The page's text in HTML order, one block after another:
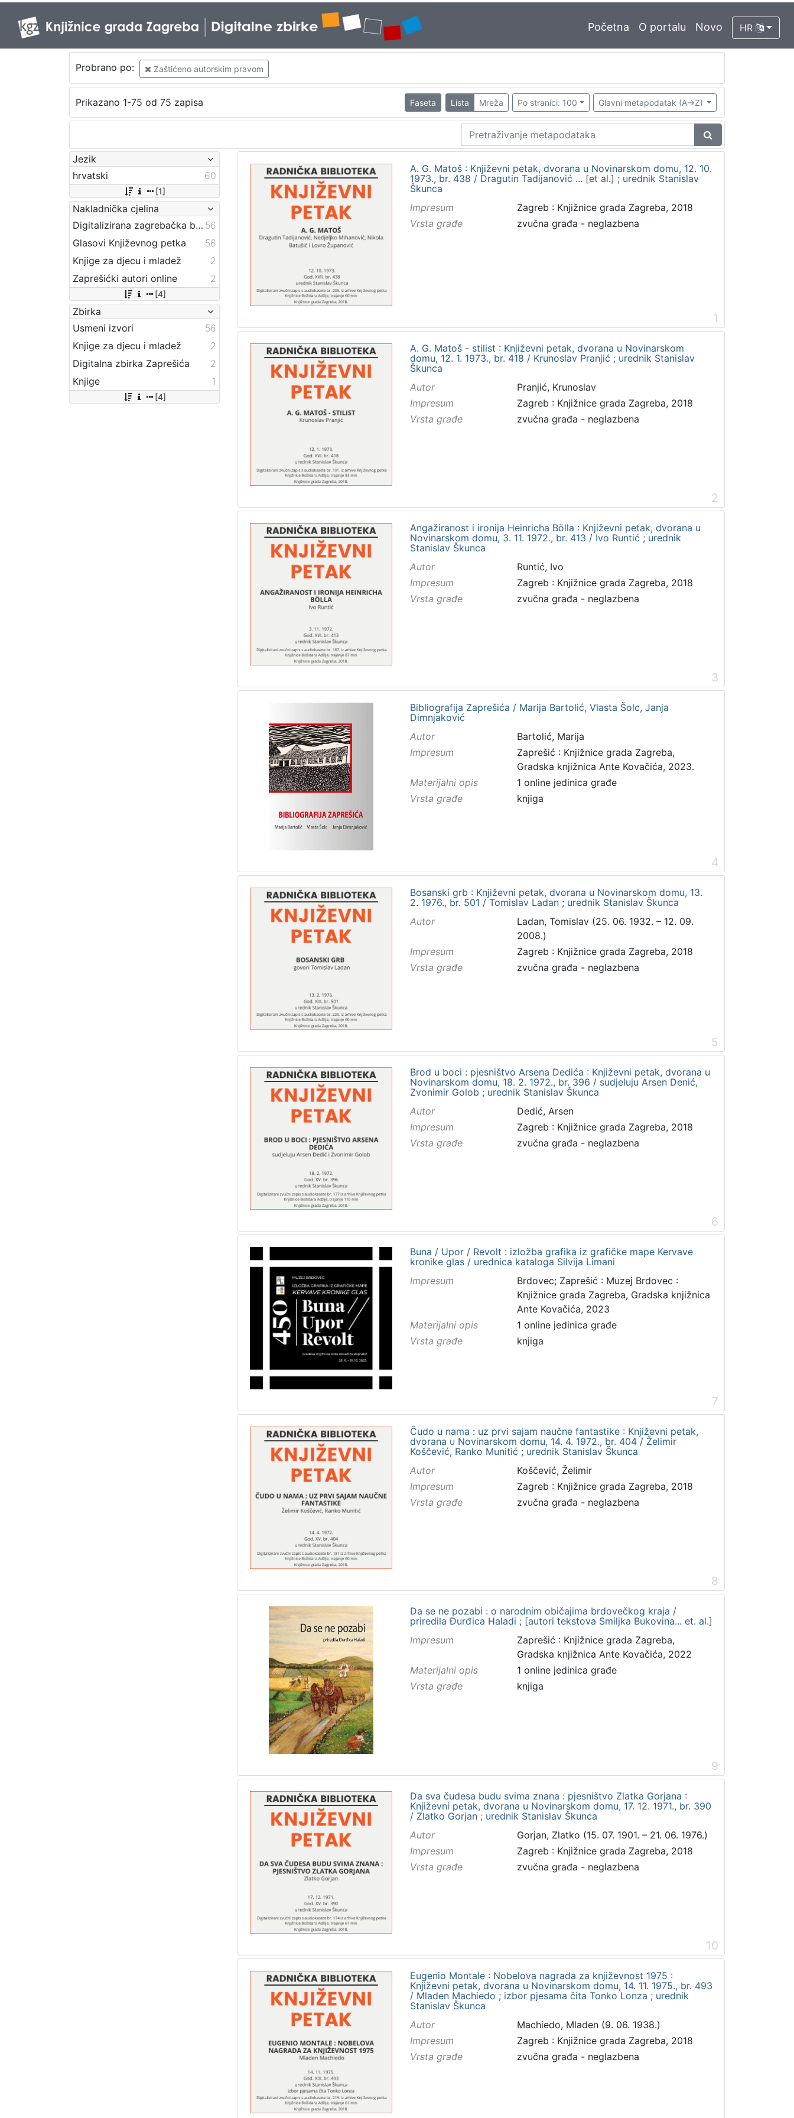
Početna O portalu Novo HR
Probrano po: Zaštićeno autorskim pravom
Prikazano 1-75 od 75 zapisa Faseta Lista Mreža Po stranici: 100 Glavni metapodatak (A->Z)
Jezik
hrvatski
60
[1]
Nakladnička cjelina
Digitalizirana zagrebačka baština 56
Glasovi Književnog petka
56
Knjige za djecu i mladež
2
Zaprešićki autori online
2
[4]
Zbirka
Usmeni izvori
56
Knjige za djecu i mladež
2
Digitalna zbirka Zaprešića
2
Knjige
1
[4]
A. G. Matoš : Književni petak, dvorana u Novinarskom domu, 12. 10.
1973., br. 438 / Dragutin Tadijanović ... [et al.] ; urednik Stanislav
Škunca
Impresum
Zagreb : Knjižnice grada Zagreba, 2018
Vrsta građe
zvučna građa - neglazbena
1
A. G. Matoš - stilist : Književni petak, dvorana u Novinarskom
domu, 12. 1. 1973., br. 418 / Krunoslav Pranjić ; urednik Stanislav
Škunca
Autor
Pranjić, Krunoslav
Impresum
Zagreb : Knjižnice grada Zagreba, 2018
Vrsta građe
zvučna građa - neglazbena
2
Angažiranost i ironija Heinricha Bölla : Književni petak, dvorana u
Novinarskom domu, 3. 11. 1972., br. 413 / Ivo Runtić ; urednik
Stanislav Škunca
Autor
Runtić, Ivo
Impresum
Zagreb : Knjižnice grada Zagreba, 2018
Vrsta građe
zvučna građa - neglazbena
3
Bibliografija Zaprešića / Marija Bartolić, Vlasta Šolc, Janja
Dimnjaković
Autor
Bartolić, Marija
Impresum
Zaprešić : Knjižnice grada Zagreba,
Gradska knjižnica Ante Kovačića, 2023.
Materijalni opis
1 online jedinica građe
Vrsta građe
knjiga
4
Bosanski grb : Književni petak, dvorana u Novinarskom domu, 13.
2. 1976., br. 501 / Tomislav Ladan ; urednik Stanislav Škunca
Autor
Ladan, Tomislav (25. 06. 1932. – 12. 09.
2008.)
Impresum
Zagreb : Knjižnice grada Zagreba, 2018
Vrsta građe
zvučna građa - neglazbena
5
Brod u boci : pjesništvo Arsena Dedića : Književni petak, dvorana u
Novinarskom domu, 18. 2. 1972., br. 396 / sudjeluju Arsen Denić,
Zvonimir Golob ; urednik Stanislav Škunca
Autor
Dedić, Arsen
Impresum
Zagreb : Knjižnice grada Zagreba, 2018
Vrsta građe
zvučna građa - neglazbena
6
Buna / Upor / Revolt : izložba grafika iz grafičke mape Kervave
kronike glas / urednica kataloga Silvija Limani
Impresum
Brdovec; Zaprešić : Muzej Brdovec :
Knjižnice grada Zagreba, Gradska knjižnica
Ante Kovačića, 2023
Materijalni opis
1 online jedinica građe
Vrsta građe
knjiga
7
Čudo u nama : uz prvi sajam naučne fantastike : Književni petak,
dvorana u Novinarskom domu, 14. 4. 1972., br. 404 / Želimir
Koščević, Ranko Munitić ; urednik Stanislav Škunca
Autor
Koščević, Želimir
Impresum
Zagreb : Knjižnice grada Zagreba, 2018
Vrsta građe
zvučna građa - neglazbena
8
Da se ne pozabi : o narodnim običajima brdovečkog kraja /
priredila Đurđica Haladi ; [autori tekstova Smiljka Bukovina... et. al.]
Impresum
Zaprešić : Knjižnice grada Zagreba,
Gradska knjižnica Ante Kovačića, 2022
Materijalni opis
1 online jedinica građe
Vrsta građe
knjiga
9
Da sva čudesa budu svima znana : pjesništvo Zlatka Gorjana :
Književni petak, dvorana u Novinarskom domu, 17. 12. 1971., br. 390
/ Zlatko Gorjan ; urednik Stanislav Škunca
Autor
Gorjan, Zlatko (15. 07. 1901. – 21. 06. 1976.)
Impresum
Zagreb : Knjižnice grada Zagreba, 2018
Vrsta građe
zvučna građa - neglazbena
10
Eugenio Montale : Nobelova nagrada za književnost 1975 :
Književni petak, dvorana u Novinarskom domu, 14. 11. 1975., br. 493
/ Mladen Machiedo ; izbor pjesama čita Tonko Lonza ; urednik
Stanislav Škunca
Autor
Machiedo, Mladen (9. 06. 1938.)
Impresum
Zagreb : Knjižnice grada Zagreba, 2018
Vrsta građe
zvučna građa - neglazbena